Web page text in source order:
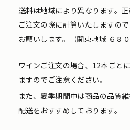
送料は地域により異なります。
ご注文の際に計算いたしますの
お願いします。（関東地域 ６８０
ワインご注文の場合、12本ごと
ますのでご注意ください。
また、夏季期間中は商品の品質
配送をおすすめしております。